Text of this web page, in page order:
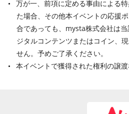
万が一、前項に定める事由による
た場合、その他本イベントの応援
合であっても、mysta株式会社は
ジタルコンテンツまたはコイン、
せん。予めご了承ください。
本イベントで獲得された権利の譲渡